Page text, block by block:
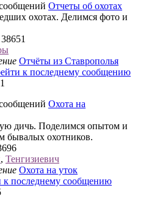
Отчеты об охотах
охотах. Делимся фото и
38651
Отчёты из Ставрополья
к последнему сообщению
Охота на
дичь. Поделимся опытом и
бывалых охотников.
, Тенгизиевич
Охота на уток
к последнему сообщению